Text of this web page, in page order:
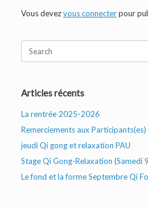
Vous devezvous connecterpour
for:
Articles récents
La rentrée 2025-2026
Remerciements aux Participants(es)
jeudi Qi gong et relaxation PAU
Stage Qi Gong-Relaxation (Samedi
Le fond et la forme Septembre Qi